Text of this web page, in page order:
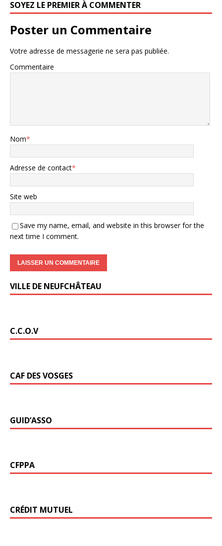
SOYEZ LE PREMIER À COMMENTER
Poster un Commentaire
Votre adresse de messagerie ne sera pas publiée.
Commentaire
Nom*
Adresse de contact*
Site web
Save my name, email, and website in this browser for the
next time I comment.
VILLE DE NEUFCHÂTEAU
C.C.O.V
CAF DES VOSGES
GUID’ASSO
CFPPA
CRÉDIT MUTUEL